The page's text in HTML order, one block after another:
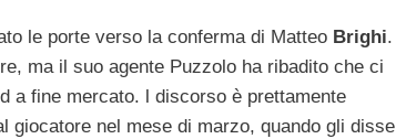
le porte verso la conferma di Matteo Brighi.
ma il suo agente Puzzolo ha ribadito che ci
a fine mercato. l discorso è prettamente
giocatore nel mese di marzo, quando gli disse